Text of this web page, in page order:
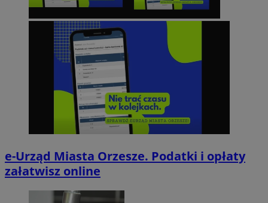
e-Urząd Miasta Orzesze. Podatki i opłaty
załatwisz online